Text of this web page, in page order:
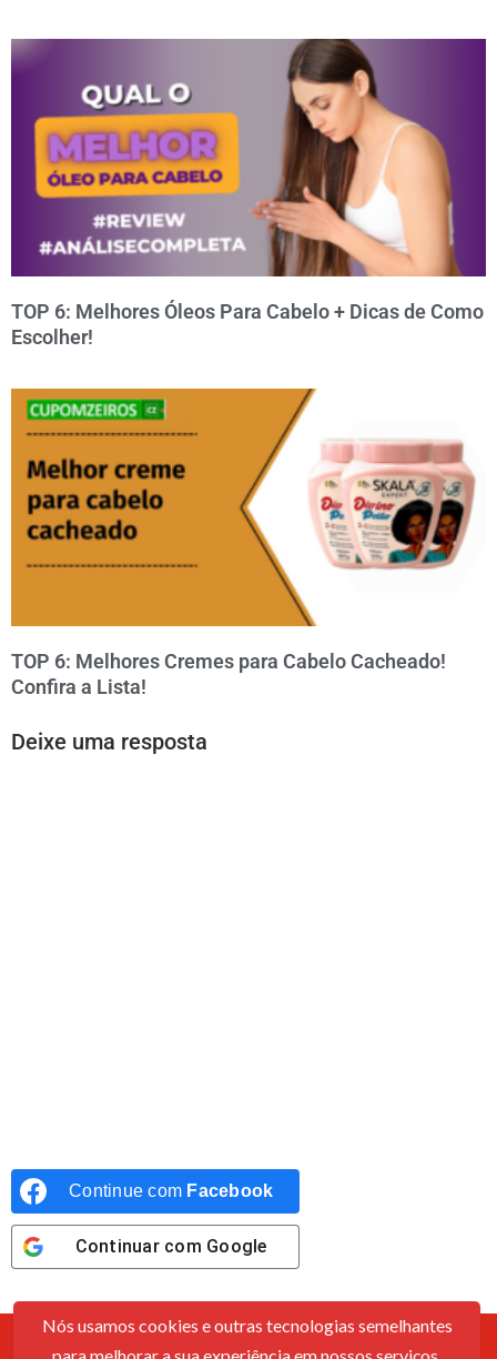
TOP 6: Melhores Óleos Para Cabelo + Dicas de Como
Escolher!
TOP 6: Melhores Cremes para Cabelo Cacheado!
Confira a Lista!
Deixe uma resposta
Continue com Facebook
Continuar com Google
Nós usamos cookies e outras tecnologias semelhantes